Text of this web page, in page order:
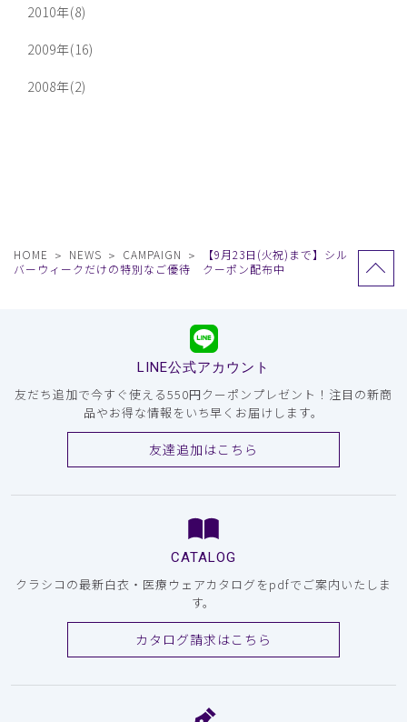
2010年(8)
2009年(16)
2008年(2)
HOME NEWS CAMPAIGN
【9月23日(火祝)まで】シル
バーウィークだけの特別なご優待 クーポン配布中
LINE公式アカウント
友だち追加で今すぐ使える550円クーポンプレゼント！注目の新商
品やお得な情報をいち早くお届けします。
友達追加はこちら
CATALOG
クラシコの最新白衣・医療ウェアカタログをpdfでご案内いたしま
す。
カタログ請求はこちら